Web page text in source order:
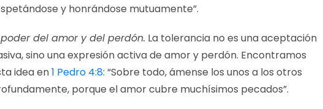
y honrándose mutuamente”.
poder del amor y del perdón. La tolerancia no es una aceptación
sino una expresión activa de amor y perdón. Encontramos
idea en1 Pedro 4:8: “Sobre todo, ámense los unos a los otros
porque el amor cubre muchísimos pecados”.